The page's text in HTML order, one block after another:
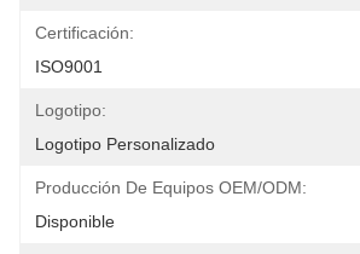
Certificación:
ISO9001
Logotipo:
Logotipo Personalizado
Producción De Equipos OEM/ODM:
Disponible